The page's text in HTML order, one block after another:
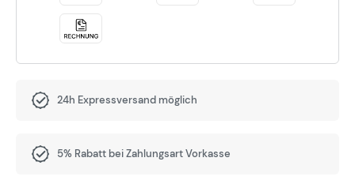
24h Expressversand möglich
5% Rabatt bei Zahlungsart Vorkasse